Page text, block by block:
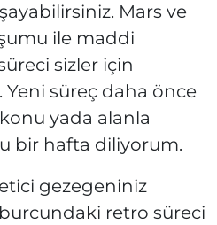
Mars ve
ile maddi
sizler için
Yeni süreç daha önce
yada alanla
bir hafta diliyorum.
gezegeniniz
retro süreci